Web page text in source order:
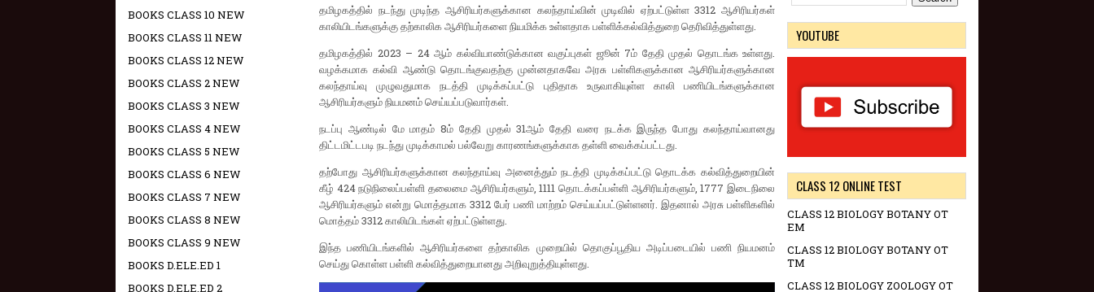
தமிழகத்தில் நடந்து முடிந்த ஆசிரியர்களுக்கான கலந்தாய்வின் முடிவில் ஏற்பட்டுள்ள 3312 ஆசிரியர்கள்
காலியிடங்களுக்கு தற்காலிக ஆசிரியர்களை நியமிக்க உள்ளதாக பள்ளிக்கல்வித்துறை தெரிவித்துள்ளது.
தமிழகத்தில் 2023 – 24 ஆம் கல்வியாண்டுக்கான வகுப்புகள் ஜூன் 7ம் தேதி முதல் தொடங்க உள்ளது.
வழக்கமாக கல்வி ஆண்டு தொடங்குவதற்கு முன்னதாகவே அரசு பள்ளிகளுக்கான ஆசிரியர்களுக்கான
கலந்தாய்வு முழுவதுமாக நடத்தி முடிக்கப்பட்டு புதிதாக உருவாகியுள்ள காலி பணியிடங்களுக்கான
ஆசிரியர்களும் நியமனம் செய்யப்படுவார்கள்.
நடப்பு ஆண்டில் மே மாதம் 8ம் தேதி முதல் 31ஆம் தேதி வரை நடக்க இருந்த போது கலந்தாய்வானது
திட்டமிட்டபடி நடந்து முடிக்காமல் பல்வேறு காரணங்களுக்காக தள்ளி வைக்கப்பட்டது.
தற்போது ஆசிரியர்களுக்கான கலந்தாய்வு அனைத்தும் நடத்தி முடிக்கப்பட்டு தொடக்க கல்வித்துறையின்
கீழ் 424 நடுநிலைப்பள்ளி தலைமை ஆசிரியர்களும், 1111 தொடக்கப்பள்ளி ஆசிரியர்களும், 1777 இடைநிலை
ஆசிரியர்களும் என்று மொத்தமாக 3312 பேர் பணி மாற்றம் செய்யப்பட்டுள்ளனர். இதனால் அரசு பள்ளிகளில்
மொத்தம் 3312 காலியிடங்கள் ஏற்பட்டுள்ளது.
இந்த பணியிடங்களில் ஆசிரியர்களை தற்காலிக முறையில் தொகுப்பூதிய அடிப்படையில் பணி நியமனம்
செய்து கொள்ள பள்ளி கல்வித்துறையானது அறிவுறுத்தியுள்ளது.
BOOKS CLASS 10 NEW
BOOKS CLASS 11 NEW
BOOKS CLASS 12 NEW
BOOKS CLASS 2 NEW
BOOKS CLASS 3 NEW
BOOKS CLASS 4 NEW
BOOKS CLASS 5 NEW
BOOKS CLASS 6 NEW
BOOKS CLASS 7 NEW
BOOKS CLASS 8 NEW
BOOKS CLASS 9 NEW
BOOKS D.ELE.ED 1
BOOKS D.ELE.ED 2
YOUTUBE
CLASS 12 ONLINE TEST
CLASS 12 BIOLOGY BOTANY OT
EM
CLASS 12 BIOLOGY BOTANY OT
TM
CLASS 12 BIOLOGY ZOOLOGY OT